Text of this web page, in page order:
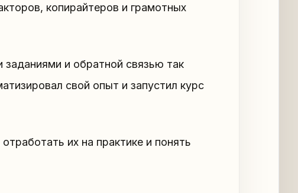
копирайтеров и грамотных
и обратной связью так
свой опыт и запустил курс
их на практике и понять